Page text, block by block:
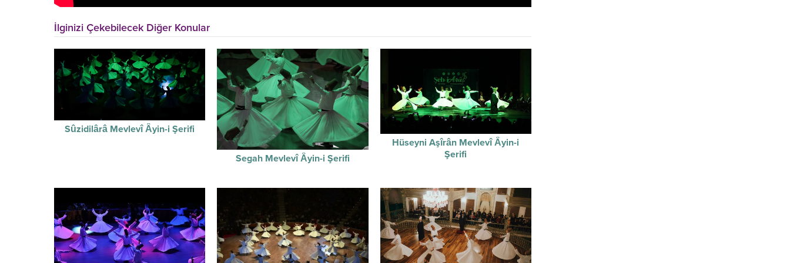
İlginizi Çekebilecek Diğer Konular
Sûzidilârâ Mevlevî Âyin-i Şerifi
Segah Mevlevî Âyin-i Şerifi
Hüseyni Aşîrân Mevlevî Âyin-i
Şerifi